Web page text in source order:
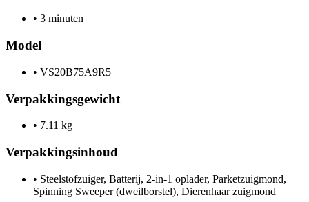
• 3 minuten
Model
• VS20B75A9R5
Verpakkingsgewicht
• 7.11 kg
Verpakkingsinhoud
• Steelstofzuiger, Batterij, 2-in-1 oplader, Parketzuigmond,
Spinning Sweeper (dweilborstel), Dierenhaar zuigmond